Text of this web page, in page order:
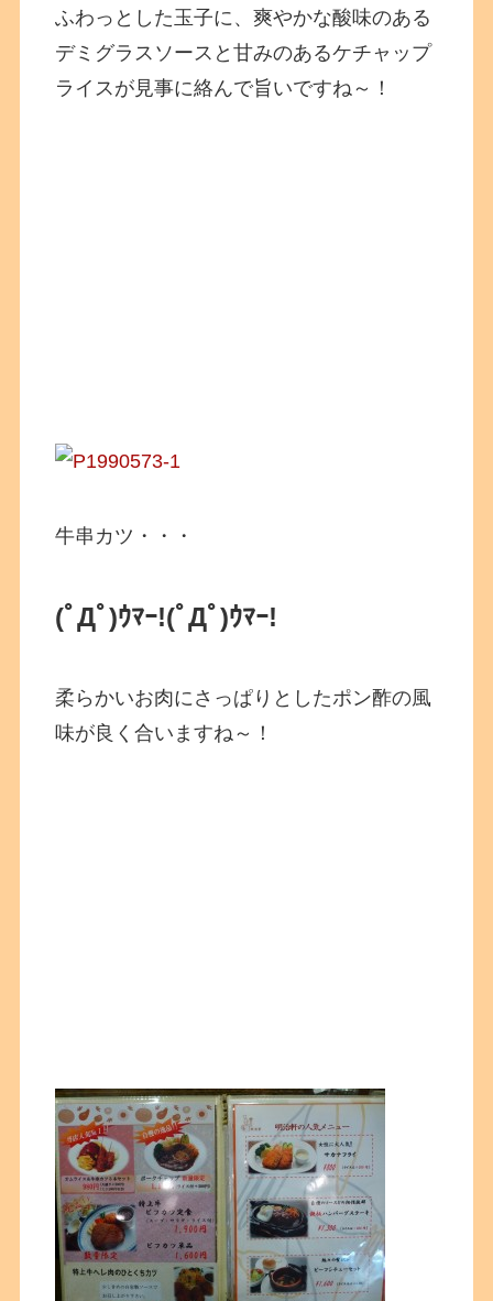
ふわっとした玉子に、爽やかな酸味のある
デミグラスソースと甘みのあるケチャップ
ライスが見事に絡んで旨いですね～！
牛串カツ・・・
(ﾟДﾟ)ｳﾏｰ!(ﾟДﾟ)ｳﾏｰ!
柔らかいお肉にさっぱりとしたポン酢の風
味が良く合いますね～！